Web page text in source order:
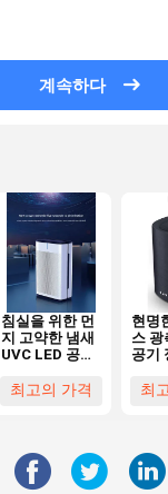
계속하다
침실을 위한 먼
지 고약한 냄새
UVC LED 공기
DB (데시벨) 최
최고의 가격
현명
스 광
공기
집
최